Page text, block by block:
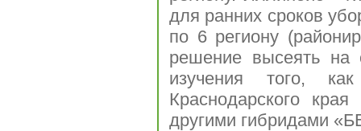
для ранних сроков
по 6 региону
решение высеять
изучения того,
Краснодарского
другими гибридами